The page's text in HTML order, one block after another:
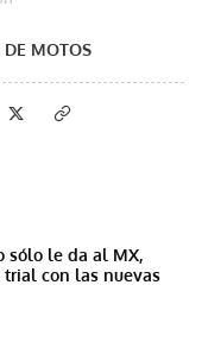
DE MOTOS
sólo le da al MX,
con las nuevas